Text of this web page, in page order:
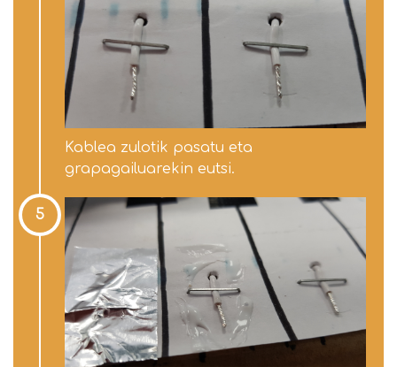
Kablea zulotik pasatu eta
grapagailuarekin eutsi.
5